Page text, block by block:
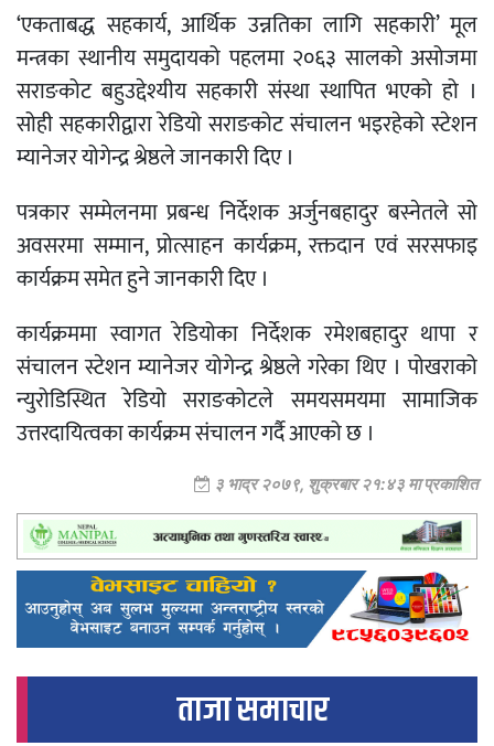
‘एकताबद्ध सहकार्य, आर्थिक उन्नतिका लागि सहकारी’ मूल
मन्त्रका स्थानीय समुदायको पहलमा २०६३ सालको असोजमा
सराङकोट बहुउद्देश्यीय सहकारी संस्था स्थापित भएको हो ।
सोही सहकारीद्वारा रेडियो सराङकोट संचालन भइरहेको स्टेशन
म्यानेजर योगेन्द्र श्रेष्ठले जानकारी दिए ।
पत्रकार सम्मेलनमा प्रबन्ध निर्देशक अर्जुनबहादुर बस्नेतले सो
अवसरमा सम्मान, प्रोत्साहन कार्यक्रम, रक्तदान एवं सरसफाइ
कार्यक्रम समेत हुने जानकारी दिए ।
कार्यक्रममा स्वागत रेडियोका निर्देशक रमेशबहादुर थापा र
संचालन स्टेशन म्यानेजर योगेन्द्र श्रेष्ठले गरेका थिए । पोखराको
न्युरोडिस्थित रेडियो सराङकोटले समयसमयमा सामाजिक
उत्तरदायित्वका कार्यक्रम संचालन गर्दै आएको छ ।
३ भाद्र २०७९, शुक्रबार २१:४३ मा प्रकाशित
ताजा समाचार